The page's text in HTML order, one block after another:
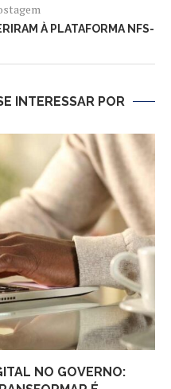
À PLATAFORMA NFS-
INTERESSAR POR
NO GOVERNO: